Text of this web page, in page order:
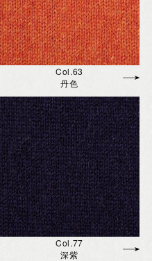
Col.63
丹色
Col.77
深紫